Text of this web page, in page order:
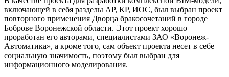
включающей в себя разделы АР, КР, ИОС, был выбран проект
повторного применения Дворца бракосочетаний в городе
Боброве Воронежской области. Этот проект хорошо
проработан его авторами, специалистами ЗАО «Воронеж-
Автоматика», а кроме того, сам объект проекта несет в себе
социальную значимость, поэтому был выбран для
информационного моделирования.